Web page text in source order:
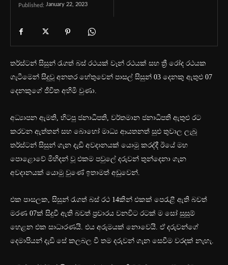
Published: January 22, 2023
තර්ස්ටන් සිසුන් රැගත් බස් රථයක් වෑන් රථයක් සහ ත්‍රී රෝද රථයක
ගැටීමෙන් සිදුවූ අනතර ‍හේතුවෙන් පාසල් සිසුන් 03 දෙනකු ඇතුළු 07
දෙනකුගේ ජීවිත අහිමි වුණා.
අධ්‍යාපන ඇමති, හිටපු ජනාධිපති, වර්තමාන ජනාධිපති ඇතුළු රට
කරවන ඇත්තන් සහ බොහෝ මාධ්‍ය ආයතනත් සුළු තුවාල ලැබූ
තර්ස්ටන් සිසුන් ගැන දැඩි අවදානයක් යොමු කරද්දී ඊයේ මහ
පොළොවේ මිහිදන් වූ එකම පවුලේ දරුවන් තුන්දෙනා ගැන
අවදානයක් යොමු වුණේ ඉතාමත් අඩුවෙන්.
එක පාසලක, සිසුන් රැගත් බස් රථ 14කින් එකක් පෙරැළී ඇති බවත්
මරණ 07ක් සිදුවී ඇති බවත් ප්‍රචාරය වනවිට රටක් ම සෝ සුසුම්
හෙළන එක සාධාරණයි. එය අරුමයක් නොවෙයි. ඒ දරුවන්ගේ
දෙමාපියන් දැඩි සේ කලබල වී තම දරුවන් ගැන සෙවීම වරදක් නැහැ.